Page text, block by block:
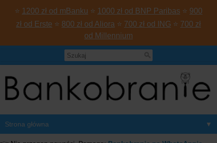
⭐ 1200 zł od mBanku ⭐ 1000 zł od BNP Paribas ⭐ 900
zł od Erste ⭐ 800 zł od Aliora ⭐ 700 zł od ING ⭐ 700 zł
od Millennium
▼